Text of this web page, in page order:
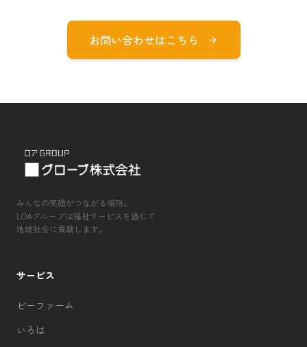
お問い合わせはこちら
みんなの笑顔がつながる場所。
LOAグループは福祉サービスを通じて
地域社会に貢献します。
サービス
ビーファーム
いろは